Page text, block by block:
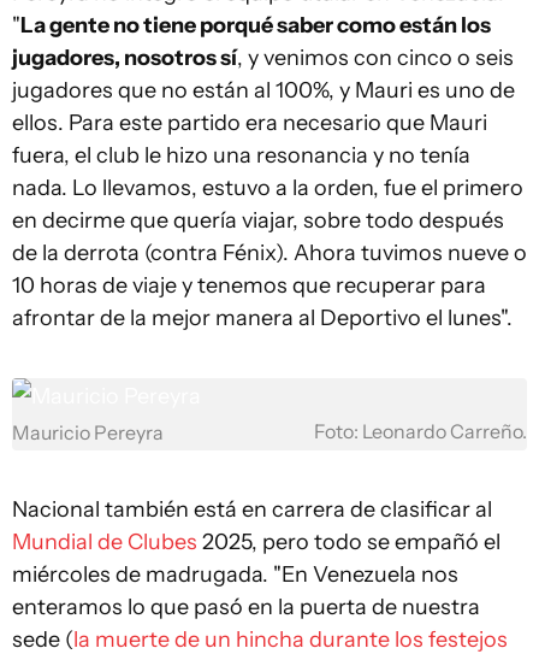
"La gente no tiene porqué saber como están los
jugadores, nosotros sí, y venimos con cinco o seis
jugadores que no están al 100%, y Mauri es uno de
ellos. Para este partido era necesario que Mauri
fuera, el club le hizo una resonancia y no tenía
nada. Lo llevamos, estuvo a la orden, fue el primero
en decirme que quería viajar, sobre todo después
de la derrota (contra Fénix). Ahora tuvimos nueve o
10 horas de viaje y tenemos que recuperar para
afrontar de la mejor manera al Deportivo el lunes".
Mauricio Pereyra Foto: Leonardo Carreño.
Nacional también está en carrera de clasificar al
Mundial de Clubes 2025, pero todo se empañó el
miércoles de madrugada. "En Venezuela nos
enteramos lo que pasó en la puerta de nuestra
sede (la muerte de un hincha durante los festejos